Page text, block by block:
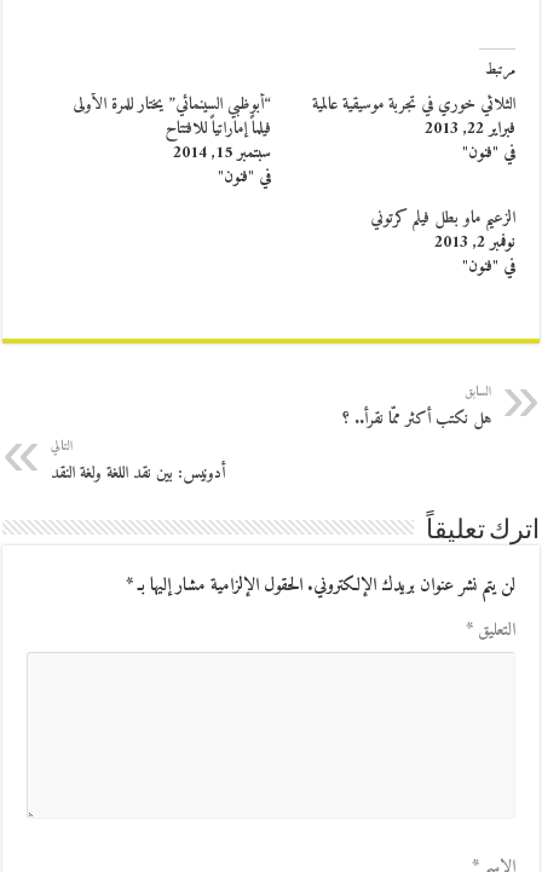
مرتبط
الثلاثي خوري في تجربة موسيقية عالمية
فبراير 22, 2013
في "فنون"
“أبوظبي السينمائي” يختار للمرة الأولى
فيلماً إماراتياً للافتتاح
سبتمبر 15, 2014
في "فنون"
الزعيم ماو بطل فيلم كرتوني
نوفمبر 2, 2013
في "فنون"
السابق
هل نكتب أكثر ممّا نقرأ.. ؟
التالي
أدونيس: بين نقد اللغة ولغة النقد
اترك تعليقاً
لن يتم نشر عنوان بريدك الإلكتروني.الحقول الإلزامية مشار إليها بـ*
التعليق*